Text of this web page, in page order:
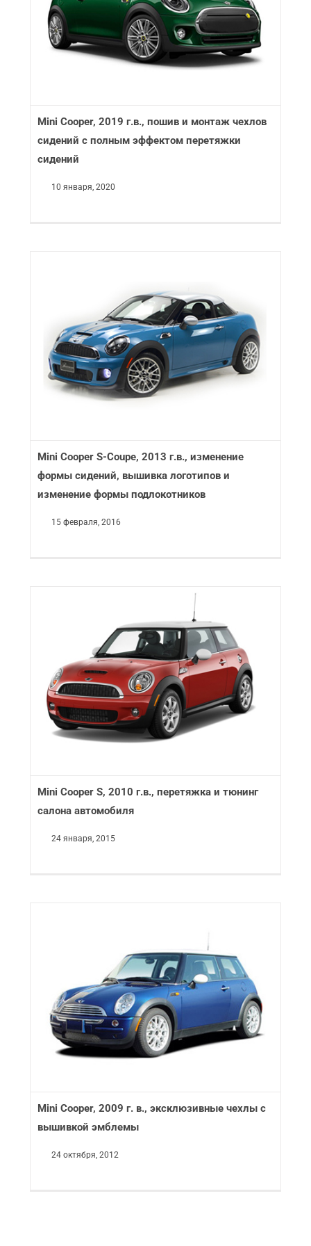
Mini Cooper, 2019 г.в., пошив и монтаж чехлов
сидений с полным эффектом перетяжки
сидений
10 января, 2020
Mini Cooper S-Coupe, 2013 г.в., изменение
формы сидений, вышивка логотипов и
изменение формы подлокотников
15 февраля, 2016
Mini Cooper S, 2010 г.в., перетяжка и тюнинг
салона автомобиля
24 января, 2015
Mini Cooper, 2009 г. в., эксклюзивные чехлы с
вышивкой эмблемы
24 октября, 2012